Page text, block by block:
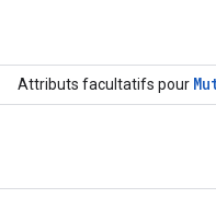
Attributs facultatifs pour